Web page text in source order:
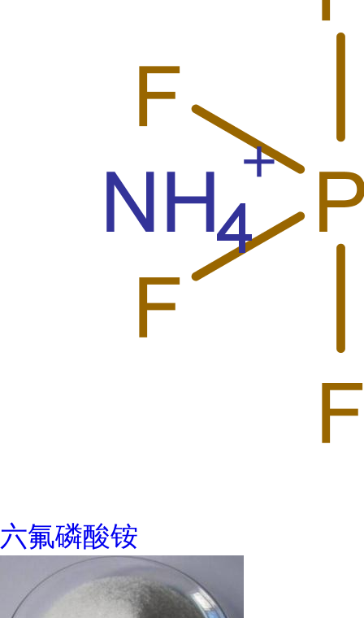
六氟磷酸铵